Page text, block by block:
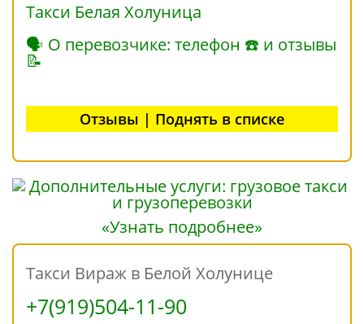
Такси Белая Холуница
🗣 О перевозчике: телефон ☎ и отзывы
📝
Отзывы | Поднять в списке
«Узнать подробнее»
Такси Вираж в Белой Холунице
+7(919)504-11-90